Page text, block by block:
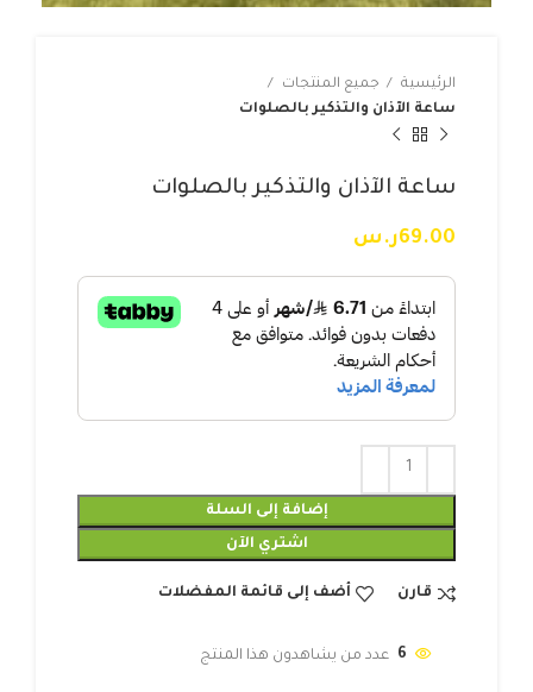
الرئيسية
جميع المنتجات
ساعة الآذان والتذكير بالصلوات
ساعة الآذان والتذكير بالصلوات
69.00ر.س
إضافة إلى السلة
اشتري الآن
قارن أضف إلى قائمة المفضلات
6 عدد من يشاهدون هذا المنتج